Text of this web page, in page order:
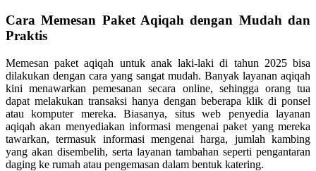
Cara Memesan Paket Aqiqah dengan Mudah dan
Praktis
Memesan paket aqiqah untuk anak laki-laki di tahun 2025 bisa
dilakukan dengan cara yang sangat mudah. Banyak layanan aqiqah
kini menawarkan pemesanan secara online, sehingga orang tua
dapat melakukan transaksi hanya dengan beberapa klik di ponsel
atau komputer mereka. Biasanya, situs web penyedia layanan
aqiqah akan menyediakan informasi mengenai paket yang mereka
tawarkan, termasuk informasi mengenai harga, jumlah kambing
yang akan disembelih, serta layanan tambahan seperti pengantaran
daging ke rumah atau pengemasan dalam bentuk katering.